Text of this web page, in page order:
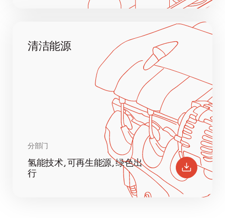
清洁能源
分部门
氢能技术, 可再生能源, 绿色出
行